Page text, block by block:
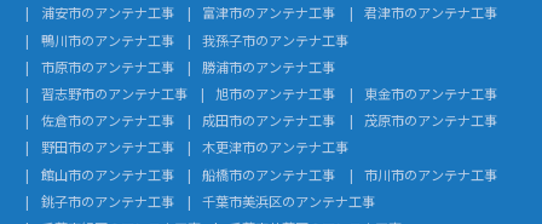
浦安市のアンテナ工事
富津市のアンテナ工事
君津市のアンテナ工事
鴨川市のアンテナ工事
我孫子市のアンテナ工事
市原市のアンテナ工事
勝浦市のアンテナ工事
習志野市のアンテナ工事
旭市のアンテナ工事
東金市のアンテナ工事
佐倉市のアンテナ工事
成田市のアンテナ工事
茂原市のアンテナ工事
野田市のアンテナ工事
木更津市のアンテナ工事
館山市のアンテナ工事
船橋市のアンテナ工事
市川市のアンテナ工事
銚子市のアンテナ工事
千葉市美浜区のアンテナ工事